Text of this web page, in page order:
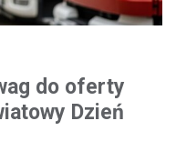
do oferty
Dzień